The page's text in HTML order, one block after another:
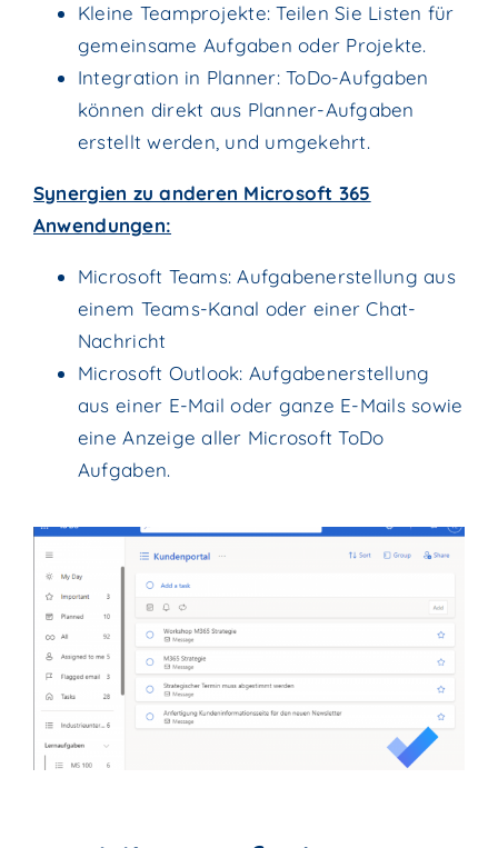
Kleine Teamprojekte: Teilen Sie Listen für
gemeinsame Aufgaben oder Projekte.
Integration in Planner: ToDo-Aufgaben
können direkt aus Planner-Aufgaben
erstellt werden, und umgekehrt.
Synergien zu anderen Microsoft 365
Anwendungen:
Microsoft Teams: Aufgabenerstellung aus
einem Teams-Kanal oder einer Chat-
Nachricht
Microsoft Outlook: Aufgabenerstellung
aus einer E-Mail oder ganze E-Mails sowie
eine Anzeige aller Microsoft ToDo
Aufgaben.